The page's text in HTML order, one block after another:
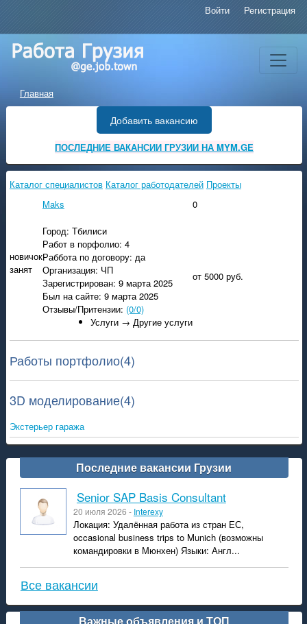
Войти Регистрация
Главная
Добавить вакансию
ПОСЛЕДНИЕ ВАКАНСИИ ГРУЗИИ НА MYM.GE
Каталог специалистов Каталог работодателей Проекты
новичок
занят
Maks 0
Город: Тбилиси
Работ в порфолио: 4
Раббота по договору: да
Организация: ЧП
Зарегистрирован: 9 марта 2025
Был на сайте: 9 марта 2025
Отзывы/Притензии: (0/0)
Услуги → Другие услуги
от 5000 руб.
Работы портфолио(4)
3D моделирование(4)
Экстерьер гаража
Последние вакансии Грузии
Senior SAP Basis Consultant
20 июля 2026 - Interexy
Локация: Удалённая работа из стран ЕС,
occasional business trips to Munich (возможны
командировки в Мюнхен) Языки: Англ...
Все вакансии